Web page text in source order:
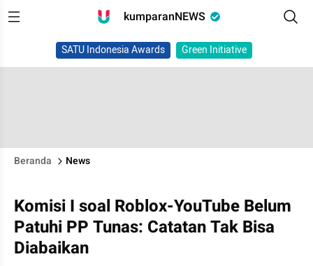
kumparanNEWS
SATU Indonesia Awards Green Initiative
Beranda News
Komisi I soal Roblox-YouTube Belum
Patuhi PP Tunas: Catatan Tak Bisa
Diabaikan